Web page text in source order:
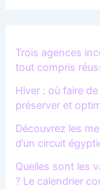
Trois agences
tout compris
Hiver : où faire
préserver et
Découvrez les
d’un circuit
Quelles sont les
? Le calendrier